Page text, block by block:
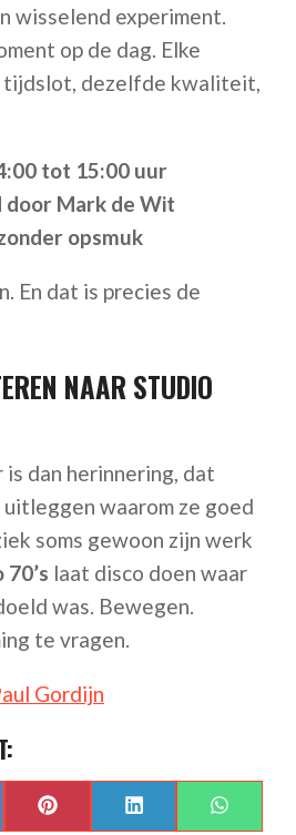
wisselend experiment.
op de dag. Elke
tijdslot, dezelfde kwaliteit,
tot 15:00 uur
Mark de Wit
opsmuk
En dat is precies de
NAAR STUDIO
is dan herinnering, dat
waarom ze goed
soms gewoon zijn werk
laat disco doen waar
was. Bewegen.
te vragen.
Gordijn
PINTEREST LINKEDIN